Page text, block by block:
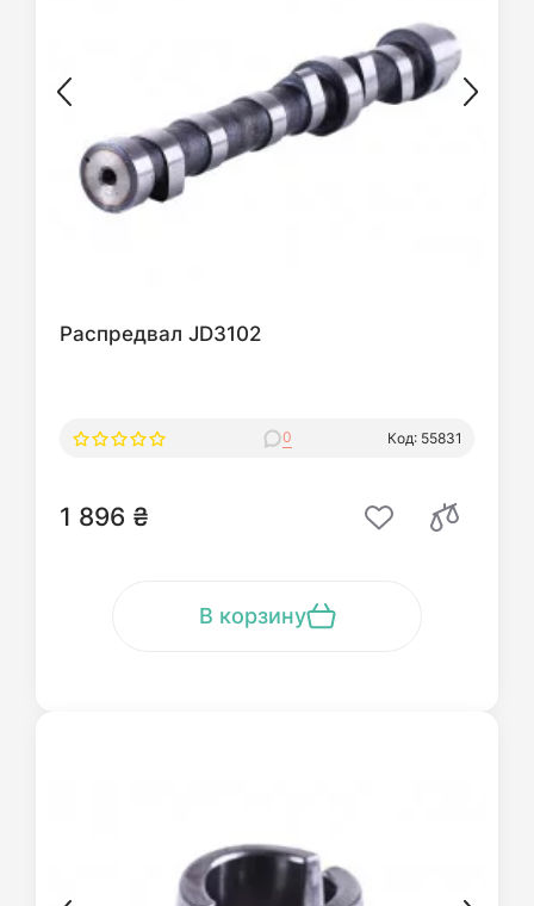
Распредвал JD3102
0 Код: 55831
1 896 ₴
В корзину